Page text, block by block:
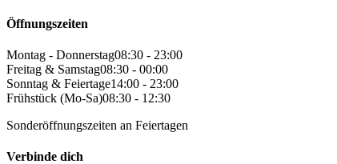
Öffnungszeiten
Montag - Donnerstag08:30 - 23:00
Freitag & Samstag08:30 - 00:00
Sonntag & Feiertage14:00 - 23:00
Frühstück (Mo-Sa)08:30 - 12:30
Sonderöffnungszeiten an Feiertagen
Verbinde dich